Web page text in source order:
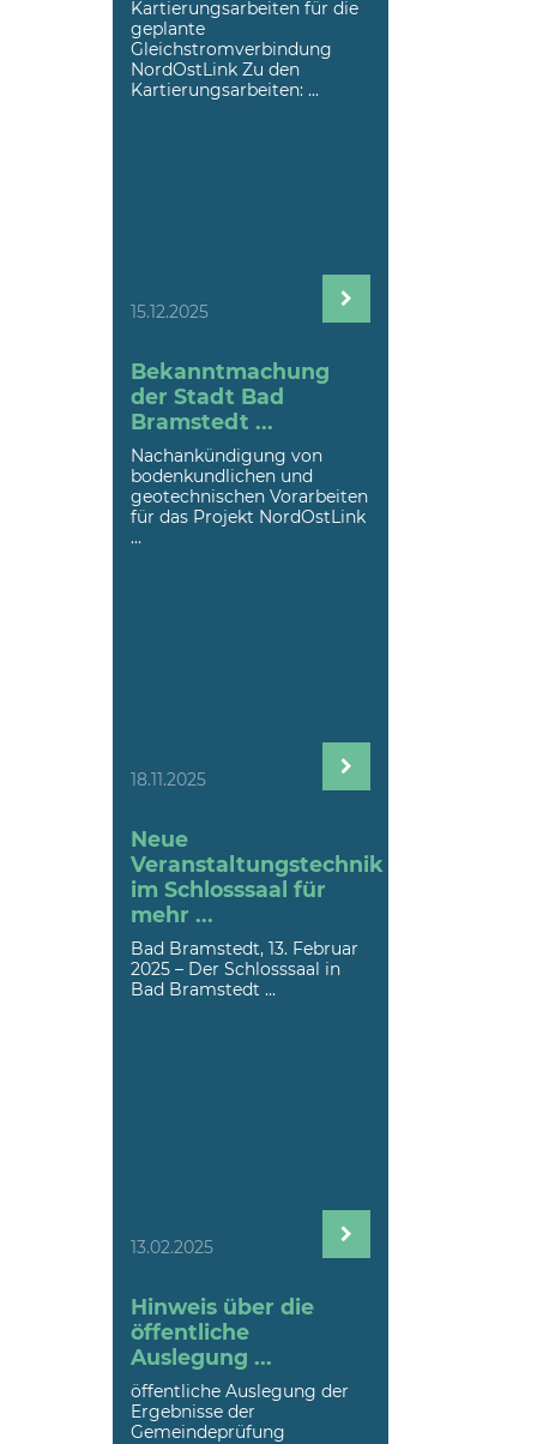
Kartierungsarbeiten für die
geplante
Gleichstromverbindung
NordOstLink Zu den
Kartierungsarbeiten: ...
15.12.2025
Bekanntmachung
der Stadt Bad
Bramstedt ...
Nachankündigung von
bodenkundlichen und
geotechnischen Vorarbeiten
für das Projekt NordOstLink
...
18.11.2025
Neue
Veranstaltungstechnik
im Schlosssaal für
mehr ...
Bad Bramstedt, 13. Februar
2025 – Der Schlosssaal in
Bad Bramstedt ...
13.02.2025
Hinweis über die
öffentliche
Auslegung ...
öffentliche Auslegung der
Ergebnisse der
Gemeindeprüfung